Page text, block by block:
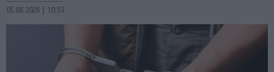
05.08.2026 | 10:53